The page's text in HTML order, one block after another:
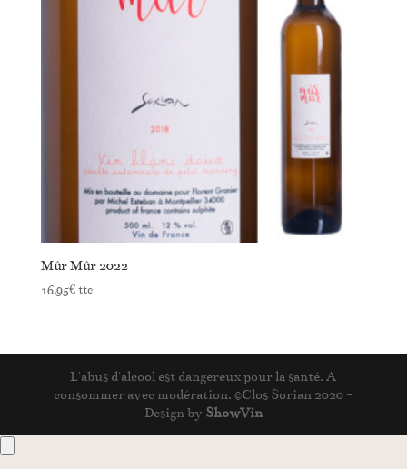
Mûr Mûr 2022
16,95€ ttc
L'abus d'alcool est dangereux pour la santé. A
consommer avec modération. ©Clos Sorian 2020 -
Design by ShowVin